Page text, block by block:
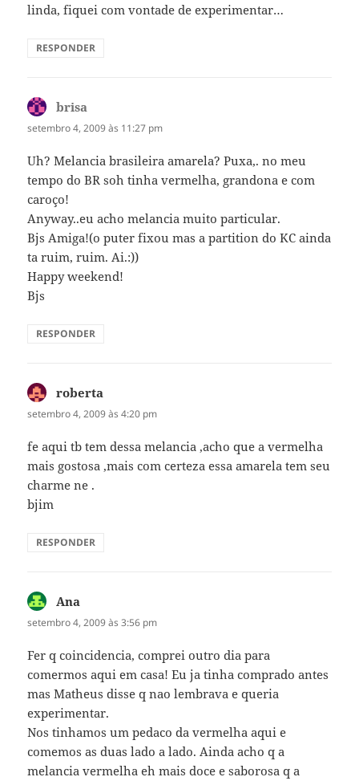
linda, fiquei com vontade de experimentar…
RESPONDER
brisa
setembro 4, 2009 às 11:27 pm
Uh? Melancia brasileira amarela? Puxa,. no meu
tempo do BR soh tinha vermelha, grandona e com
caroço!
Anyway..eu acho melancia muito particular.
Bjs Amiga!(o puter fixou mas a partition do KC ainda
ta ruim, ruim. Ai.:))
Happy weekend!
Bjs
RESPONDER
roberta
setembro 4, 2009 às 4:20 pm
fe aqui tb tem dessa melancia ,acho que a vermelha
mais gostosa ,mais com certeza essa amarela tem seu
charme ne .
bjim
RESPONDER
Ana
setembro 4, 2009 às 3:56 pm
Fer q coincidencia, comprei outro dia para
comermos aqui em casa! Eu ja tinha comprado antes
mas Matheus disse q nao lembrava e queria
experimentar.
Nos tinhamos um pedaco da vermelha aqui e
comemos as duas lado a lado. Ainda acho q a
melancia vermelha eh mais doce e saborosa q a